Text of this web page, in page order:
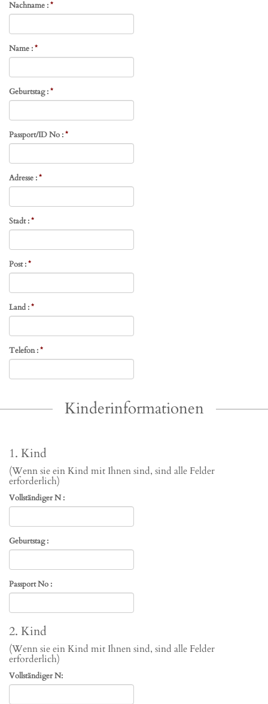
Nachname :*
Name :*
Geburtstag :*
Passport/ID No :*
Adresse :*
Stadt :*
Post :*
Land :*
Telefon :*
Kinderinformationen
1. Kind
(Wenn sie ein Kind mit Ihnen sind, sind alle Felder
erforderlich)
Vollständiger N :
Geburtstag :
Passport No :
2. Kind
(Wenn sie ein Kind mit Ihnen sind, sind alle Felder
erforderlich)
Vollständiger N: